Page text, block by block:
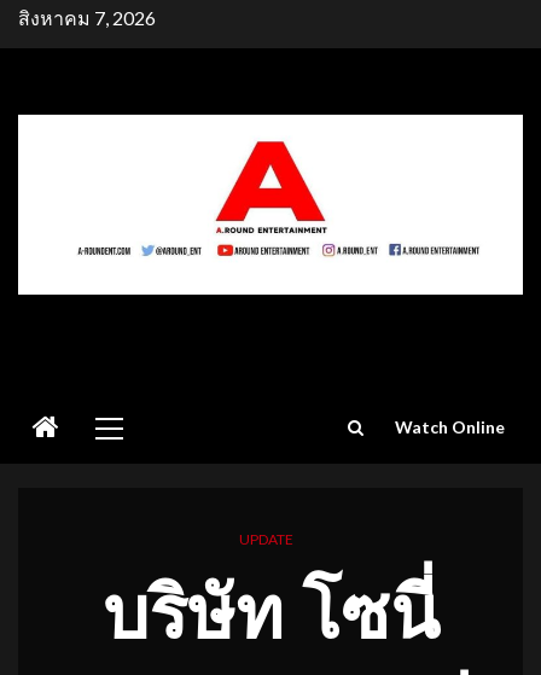
Skipสิงหาคม 7, 2026
Menu
Watch Online
UPDATE
บริษัท โซนี่